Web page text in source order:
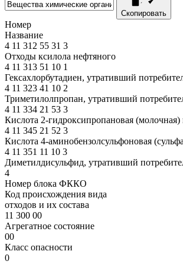
Скопировать
Номер
Название
4 11 312 55 31 3
Отходы ксилола нефтяного
4 11 313 51 10 1
Гексахлорбутадиен, утративший
4 11 323 41 10 2
Триметилолпропан, утративший
4 11 334 21 53 3
Кислота 2-гидроксипропановая
4 11 345 21 52 3
Кислота 4-аминобензолсульфоновая
4 11 351 11 10 3
Диметилдисульфид, утративший
4
Номер блока ФККО
Код происхождения вида
отходов и их состава
11 300 00
Агрегатное состояние
00
Класс опасности
0